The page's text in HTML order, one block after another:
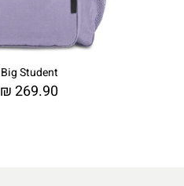
Big Student
₪269.90